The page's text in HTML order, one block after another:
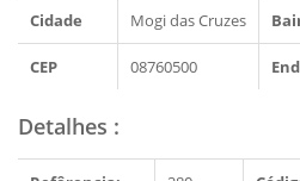
Cidade Mogi das Cruzes
CEP 08760500
Detalhes :